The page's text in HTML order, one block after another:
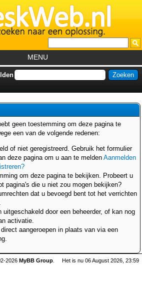
MENU
Helpdesks
Forum
geen toestemming om deze pagina te
een van de volgende redenen:
of niet geregistreerd. Gebruik het formulier
deze pagina om u aan te melden Aanmelden
om deze pagina te bekijken. Probeert u
pagina's die u niet zou mogen bekijken?
dat u bevoegd bent tot het verrichten
uitgeschakeld door een beheerder, of kan nog
activatie.
aangeroepen in plaats van via een
Het is nu 06 August 2026, 23:59
2026 MyBB Group